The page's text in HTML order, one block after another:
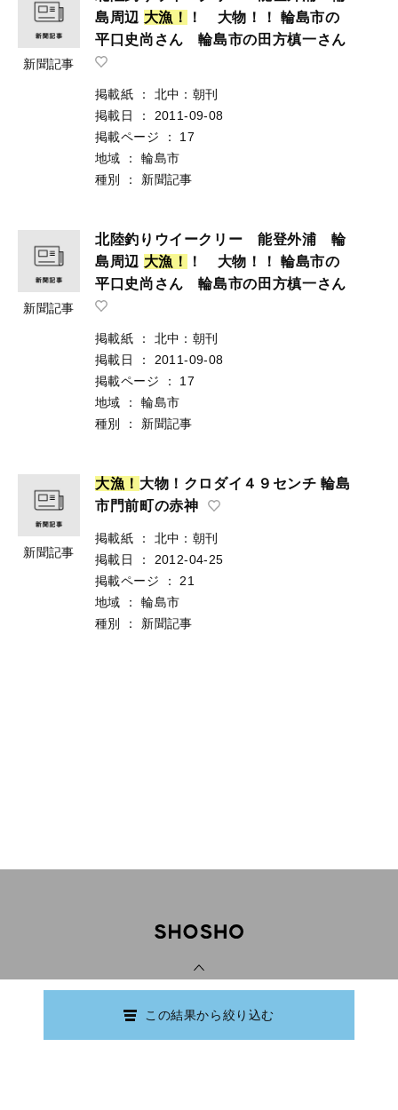
新聞記事
島周辺 大漁 ！
！ 大物！！ 輪島市の
平口史尚さん 輪島市の田方槙一さん
掲載紙 ：
北中：朝刊
掲載日
：
2011-09-08
掲載ページ
：
17
地域
：
輪島市
種別
： 新聞記事
新聞記事
北陸釣りウイークリー 能登外浦 輪
島周辺 大漁 ！
！ 大物！！ 輪島市の
平口史尚さん 輪島市の田方槙一さん
掲載紙 ：
北中：朝刊
掲載日
：
2011-09-08
掲載ページ
：
17
地域
：
輪島市
種別
： 新聞記事
新聞記事
大漁 ！ 大物！クロダイ４９センチ 輪島
市門前町の赤神
掲載紙 ：
北中：朝刊
掲載日
：
2012-04-25
掲載ページ
：
21
地域
：
輪島市
種別
： 新聞記事
この結果から絞り込む
Copyright © Ishikawa Prefectural Library.